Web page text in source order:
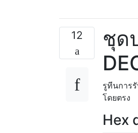
12 ชุด
รูทีนการ
โดยตรง
Hex